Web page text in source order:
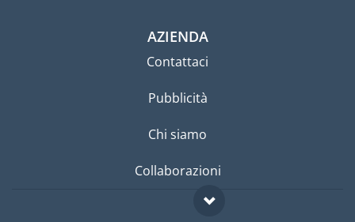
AZIENDA
Contattaci
Pubblicità
Chi siamo
Collaborazioni